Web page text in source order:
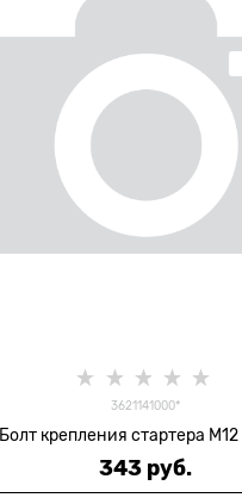
3621141000*
Болт крепления стартера M12
343 руб.